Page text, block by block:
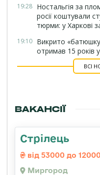
19:28 Ностальгія за
росії коштували
тюрми: у Харкові
19:10 Викрито
отримав 15 років
ВСІ
ВАКАНСІЇ
Стрілець
від 53000 до
Миргород